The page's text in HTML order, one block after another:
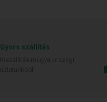
Gyors szállítás